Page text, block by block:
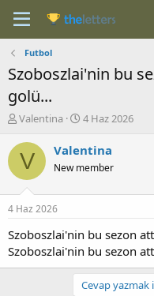
Futbol
Szoboszlai'nin bu
golü...
K
n
b
u
u
b
a
l
Valentina
B
ş
a
ç
a
r
i
4 Haz 2026
V Valentina
New member
4 Haz 2026
Szoboszlai'nin bu sezon
Szoboszlai'nin bu sezon
Cevap yazmak